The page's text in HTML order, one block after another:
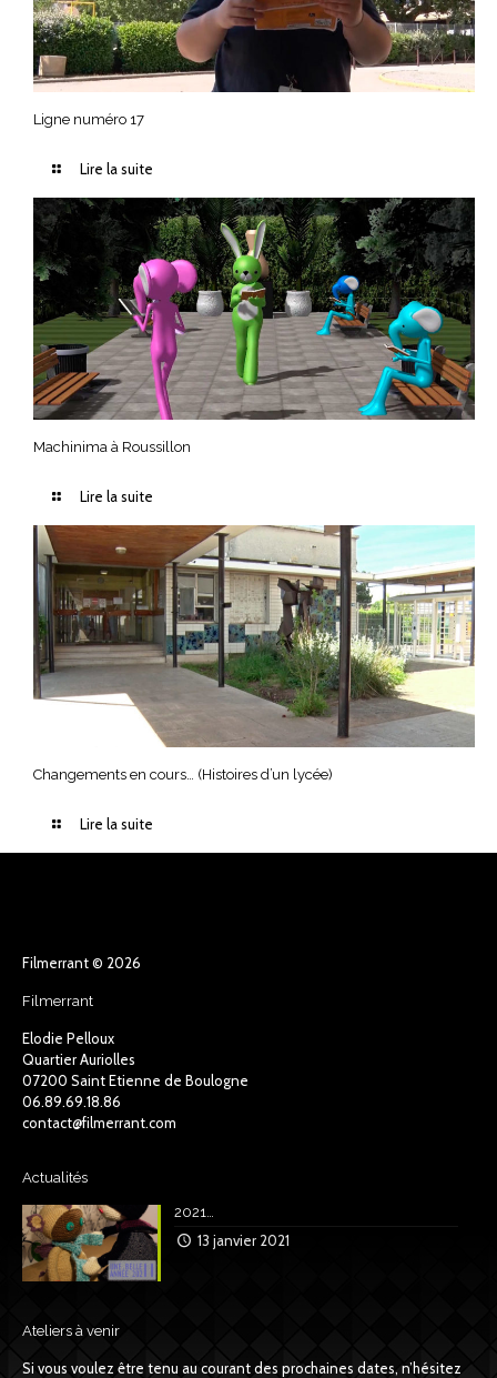
Ligne numéro 17
Lire la suite
Machinima à Roussillon
Lire la suite
Changements en cours… (Histoires d’un lycée)
Lire la suite
Filmerrant © 2026
Filmerrant
Elodie Pelloux
Quartier Auriolles
07200 Saint Etienne de Boulogne
06.89.69.18.86
contact@filmerrant.com
Actualités
2021…
13 janvier 2021
Ateliers à venir
Si vous voulez être tenu au courant des prochaines dates, n’hésitez